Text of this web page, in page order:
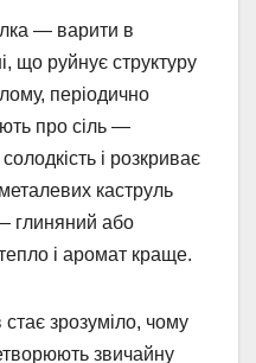
— варити в
що руйнує структуру
періодично
про сіль —
і розкриває
каструль
глиняний або
і аромат краще.
зрозуміло, чому
звичайну